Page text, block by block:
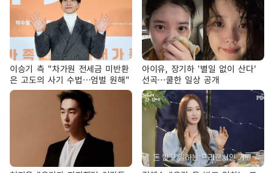
이승기 측 "차가원 전세금 미반환
은 고도의 사기 수법…엄벌 원해"
아이유, 장기하 '별일 없이 산다'
선곡…쿨한 일상 공개